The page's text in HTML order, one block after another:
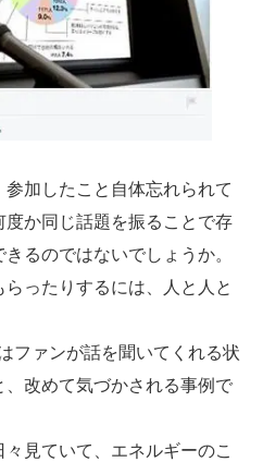
加したこと自体忘れられて
度か同じ話題を振ることで存
るのではないでしょうか。
ったりするには、人と人と
ファンが話を聞いてくれる状
改めて気づかされる事例で
見ていて、エネルギーのこ